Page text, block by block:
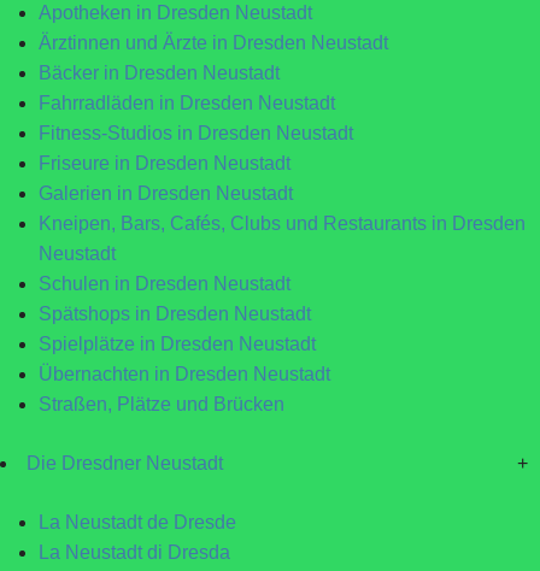
Apotheken in Dresden Neustadt
Ärztinnen und Ärzte in Dresden Neustadt
Bäcker in Dresden Neustadt
Fahrradläden in Dresden Neustadt
Fitness-Studios in Dresden Neustadt
Friseure in Dresden Neustadt
Galerien in Dresden Neustadt
Kneipen, Bars, Cafés, Clubs und Restaurants in Dresden
Neustadt
Schulen in Dresden Neustadt
Spätshops in Dresden Neustadt
Spielplätze in Dresden Neustadt
Übernachten in Dresden Neustadt
Straßen, Plätze und Brücken
Die Dresdner Neustadt +
La Neustadt de Dresde
La Neustadt di Dresda